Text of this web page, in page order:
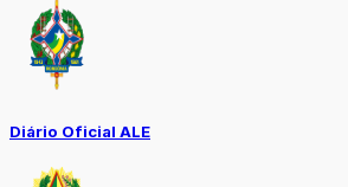
Diário Oficial ALE